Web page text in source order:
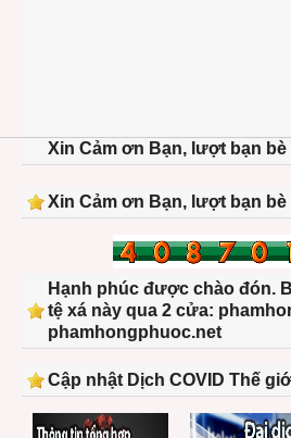
Xin Cảm ơn Bạn, lượt bạn
Xin Cảm ơn Bạn, lượt bạn
Hạnh phúc được chào đón.
tệ xá này qua 2 cửa:
phamhongphuoc.net
Cập nhật Dịch COVID Thế